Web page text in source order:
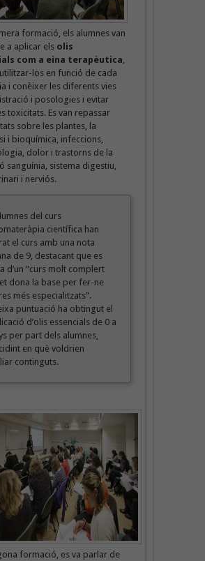
formació, els alumnes van
a aplicar els olis
com a eina terapèutica
los en funció de cada
i conèixer les diferents vies
i posologies i evitar
toxicitats. Es van repassar
sobre les plantes, la
i bioquímica, infeccions,
dolor i trastorns de la
sanguínia, sistema digestiu,
i nerviós.
del curs
científica han
el curs amb una nota
de 9, destacant que es
d’un “curs molt complert
dona la base per fer-ne
més especialitzats”.
puntuació ha obtingut el
d’olis essencials de 0 a
per part dels alumnes,
en què voldrien
continguts.
formació, es va parlar de